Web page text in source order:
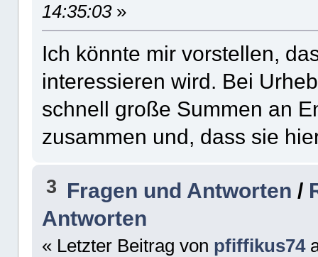
14:35:03»
Ich könnte mir vorstellen,
interessieren wird. Bei
schnell große Summen an
zusammen und, dass sie
3 Fragen und Antworten /
Antworten
« Letzter Beitrag von pfiffikus74